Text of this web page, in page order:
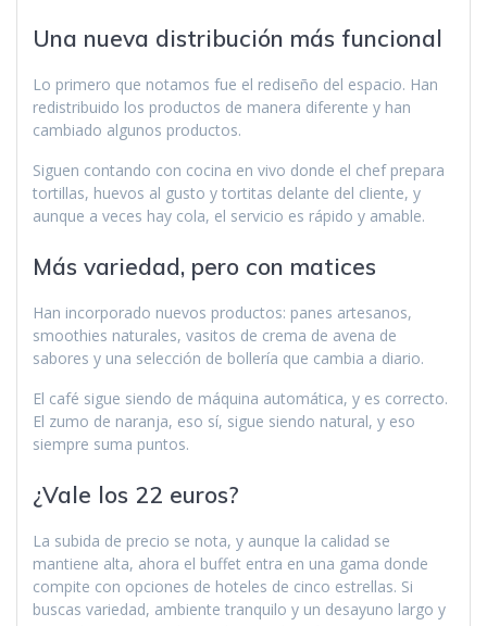
Una nueva distribución más funcional
Lo primero que notamos fue el rediseño del espacio. Han
redistribuido los productos de manera diferente y han
cambiado algunos productos.
Siguen contando con cocina en vivo donde el chef prepara
tortillas, huevos al gusto y tortitas delante del cliente, y
aunque a veces hay cola, el servicio es rápido y amable.
Más variedad, pero con matices
Han incorporado nuevos productos: panes artesanos,
smoothies naturales, vasitos de crema de avena de
sabores y una selección de bollería que cambia a diario.
El café sigue siendo de máquina automática, y es correcto.
El zumo de naranja, eso sí, sigue siendo natural, y eso
siempre suma puntos.
¿Vale los 22 euros?
La subida de precio se nota, y aunque la calidad se
mantiene alta, ahora el buffet entra en una gama donde
compite con opciones de hoteles de cinco estrellas. Si
buscas variedad, ambiente tranquilo y un desayuno largo y